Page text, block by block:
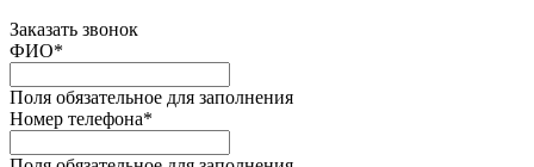
Заказать звонок
ФИО*
Поля обязательное для заполнения
Номер телефона*